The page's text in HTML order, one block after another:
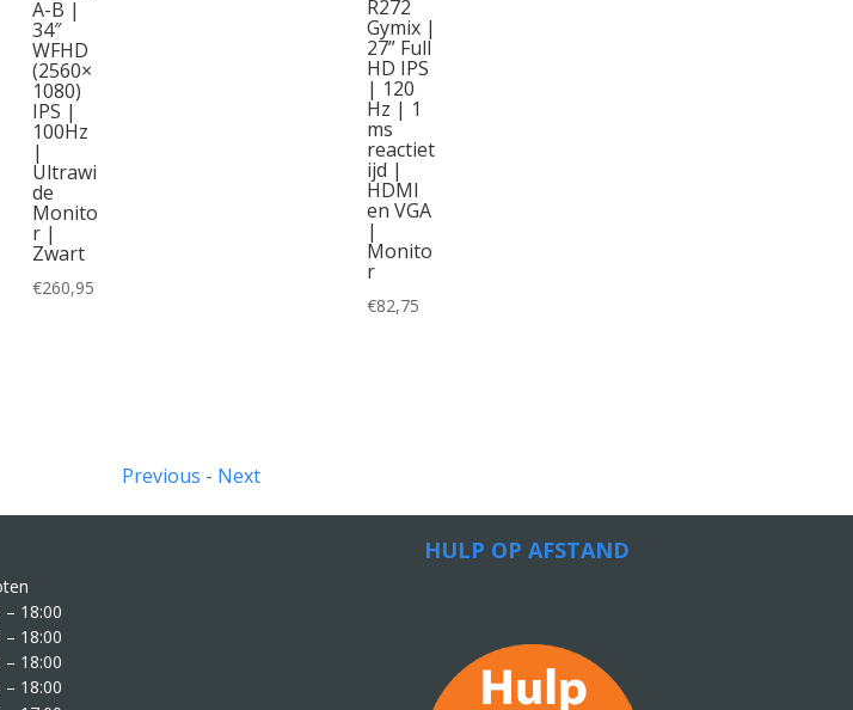
A-B |
34″
WFHD
(2560×
1080)
IPS |
100Hz
|
Ultrawi
de
Monito
r |
Zwart
€260,95
R272
Gymix |
27” Full
HD IPS
| 120
Hz | 1
ms
reactiet
ijd |
HDMI
en VGA
|
Monito
r
€82,75
Previous - Next
– 18:00
– 18:00
– 18:00
– 18:00
HULP OP AFSTAND